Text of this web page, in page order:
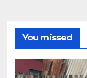
You missed